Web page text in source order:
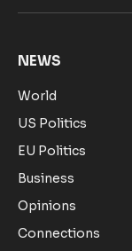
NEWS
World
US Politics
EU Politics
Business
Opinions
Connections